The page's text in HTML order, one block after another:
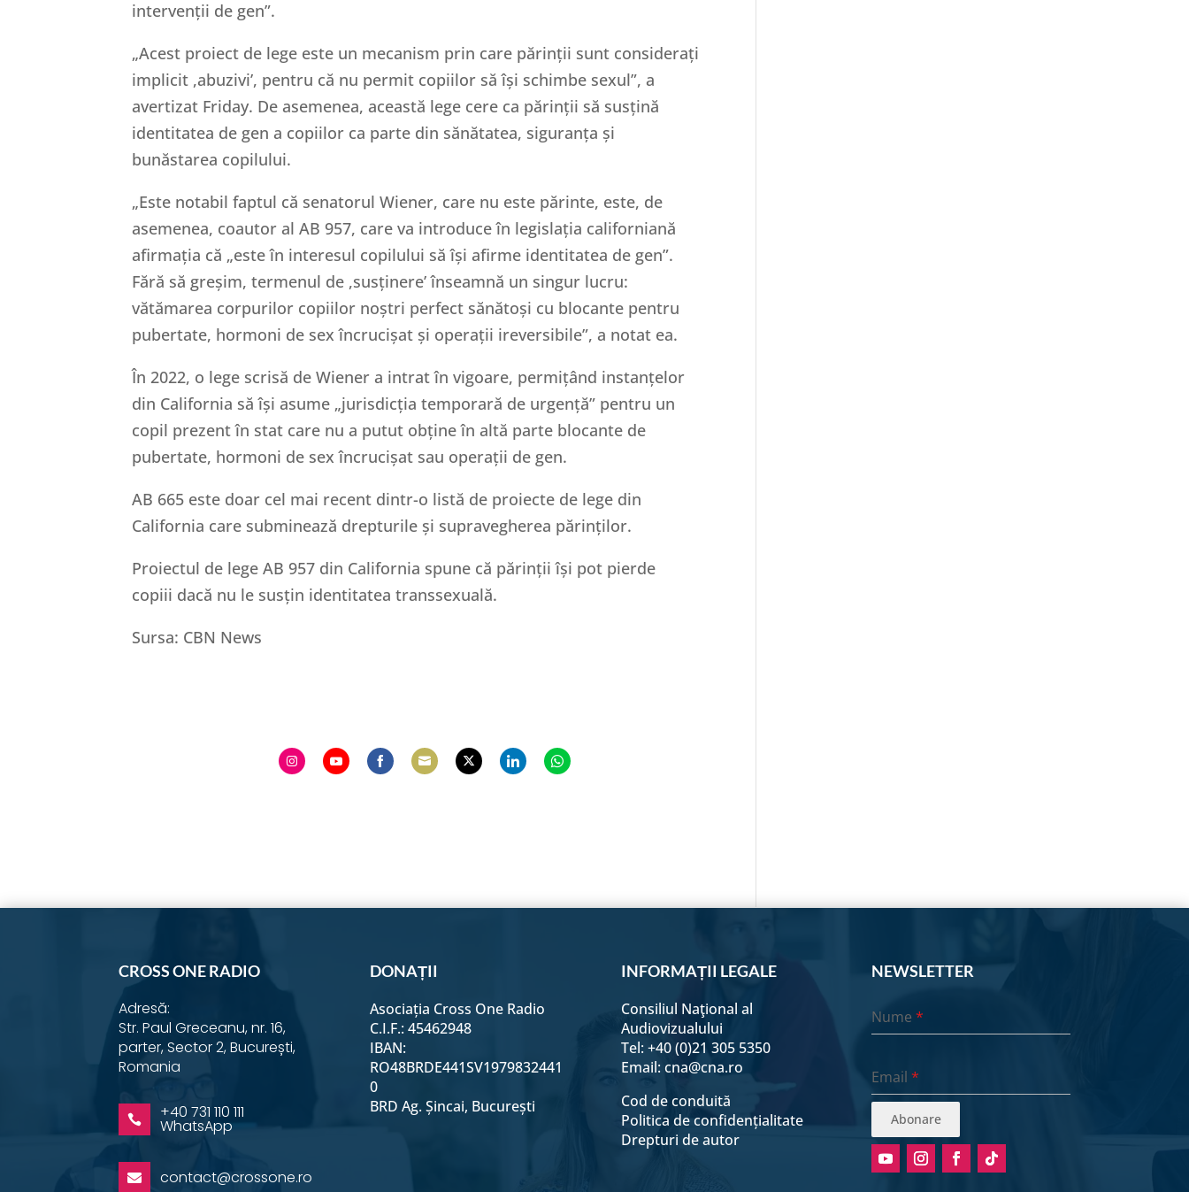
intervenții de gen”.
„Acest proiect de lege este un mecanism prin care părinții sunt considerați
implicit ,abuzivi’, pentru că nu permit copiilor să își schimbe sexul”, a
avertizat Friday. De asemenea, această lege cere ca părinții să susțină
identitatea de gen a copiilor ca parte din sănătatea, siguranța și
bunăstarea copilului.
„Este notabil faptul că senatorul Wiener, care nu este părinte, este, de
asemenea, coautor al AB 957, care va introduce în legislația californiană
afirmația că „este în interesul copilului să își afirme identitatea de gen”.
Fără să greșim, termenul de ,susținere’ înseamnă un singur lucru:
vătămarea corpurilor copiilor noștri perfect sănătoși cu blocante pentru
pubertate, hormoni de sex încrucișat și operații ireversibile”, a notat ea.
În 2022, o lege scrisă de Wiener a intrat în vigoare, permițând instanțelor
din California să își asume „jurisdicția temporară de urgență” pentru un
copil prezent în stat care nu a putut obține în altă parte blocante de
pubertate, hormoni de sex încrucișat sau operații de gen.
AB 665 este doar cel mai recent dintr-o listă de proiecte de lege din
California care subminează drepturile și supravegherea părinților.
Proiectul de lege AB 957 din California spune că părinții își pot pierde
copiii dacă nu le susțin identitatea transsexuală.
Sursa: CBN News
CROSS ONE RADIO
Adresă:
Str. Paul Greceanu, nr. 16,
parter, Sector 2, București,
Romania
 +40 731 110 111
WhatsApp
 contact@crossone.ro
DONAȚII
Asociația Cross One Radio
C.I.F.: 45462948
IBAN:
RO48BRDE441SV1979832441
0
BRD Ag. Șincai, București
INFORMAȚII LEGALE
Consiliul Naţional al
Audiovizualului
Tel: +40 (0)21 305 5350
Email:cna@cna.ro
Cod de conduită
Politica de confidențialitate
Drepturi de autor
NEWSLETTER
Nume*
Email*
Abonare